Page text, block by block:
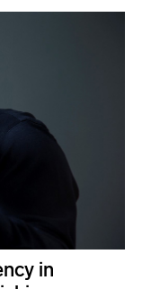
in